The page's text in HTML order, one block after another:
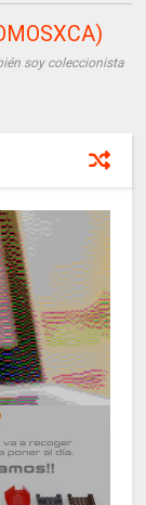
soy coleccionista